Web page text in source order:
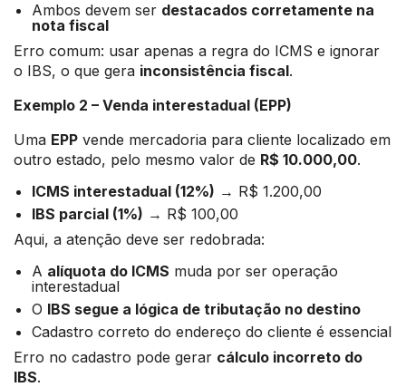
Ambos devem ser destacados corretamente na
nota fiscal
Erro comum: usar apenas a regra do ICMS e ignorar
o IBS, o que gera inconsistência fiscal.
Exemplo 2 – Venda interestadual (EPP)
Uma EPP vende mercadoria para cliente localizado em
outro estado, pelo mesmo valor de R$ 10.000,00.
ICMS interestadual (12%) → R$ 1.200,00
IBS parcial (1%) → R$ 100,00
Aqui, a atenção deve ser redobrada:
A alíquota do ICMS muda por ser operação
interestadual
O IBS segue a lógica de tributação no destino
Cadastro correto do endereço do cliente é essencial
Erro no cadastro pode gerar cálculo incorreto do
IBS.